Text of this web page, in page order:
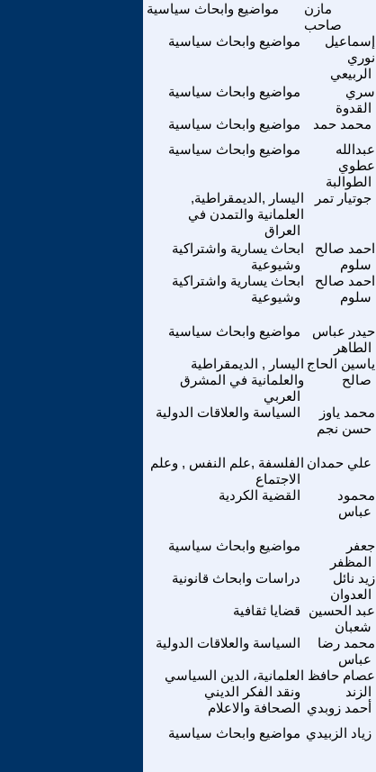
مواضيع وابحاث سياسية
مازن
صاحب
مواضيع وابحاث سياسية
إسماعيل
نوري
الربيعي
مواضيع وابحاث سياسية
سري
القدوة
مواضيع وابحاث سياسية محمد حمد
مواضيع وابحاث سياسية
عبدالله
عطوي
الطوالبة
اليسار ,الديمقراطية,
العلمانية والتمدن في
العراق
جوتيار تمر
ابحاث يسارية واشتراكية
وشيوعية
احمد صالح
سلوم
ابحاث يسارية واشتراكية
وشيوعية
احمد صالح
سلوم
مواضيع وابحاث سياسية
حيدر عباس
الطاهر
اليسار , الديمقراطية
والعلمانية في المشرق
العربي
ياسين الحاج
صالح
السياسة والعلاقات الدولية
محمد ياوز
حسن نجم
الفلسفة ,علم النفس , وعلم
الاجتماع
علي حمدان
القضية الكردية
محمود
عباس
مواضيع وابحاث سياسية
جعفر
المظفر
دراسات وابحاث قانونية
زيد نائل
العدوان
قضايا ثقافية
عبد الحسين
شعبان
السياسة والعلاقات الدولية
محمد رضا
عباس
العلمانية، الدين السياسي
ونقد الفكر الديني
عصام حافظ
الزند
الصحافة والاعلام أحمد زوبدي
مواضيع وابحاث سياسية زياد الزبيدي